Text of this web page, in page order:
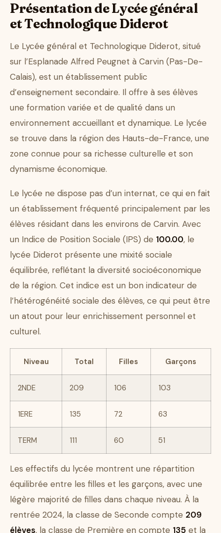
Présentation de Lycée général
et Technologique Diderot
Le Lycée général et Technologique Diderot, situé
sur l’Esplanade Alfred Peugnet à Carvin (Pas-De-
Calais), est un établissement public
d’enseignement secondaire. Il offre à ses élèves
une formation variée et de qualité dans un
environnement accueillant et dynamique. Le lycée
se trouve dans la région des Hauts-de-France, une
zone connue pour sa richesse culturelle et son
dynamisme économique.
Le lycée ne dispose pas d’un internat, ce qui en fait
un établissement fréquenté principalement par les
élèves résidant dans les environs de Carvin. Avec
un Indice de Position Sociale (IPS) de 100.00, le
lycée Diderot présente une mixité sociale
équilibrée, reflétant la diversité socioéconomique
de la région. Cet indice est un bon indicateur de
l’hétérogénéité sociale des élèves, ce qui peut être
un atout pour leur enrichissement personnel et
culturel.
Niveau Total Filles Garçons
2NDE 209 106 103
1ERE 135 72 63
TERM 111 60 51
Les effectifs du lycée montrent une répartition
équilibrée entre les filles et les garçons, avec une
légère majorité de filles dans chaque niveau. À la
rentrée 2024, la classe de Seconde compte 209
élèves, la classe de Première en compte 135 et la